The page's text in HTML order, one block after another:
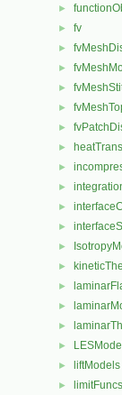
►
► fv
►
►
►
►
►
►
►
►
►
►
►
►
►
►
►
►
► liftModels
► limitFuncs